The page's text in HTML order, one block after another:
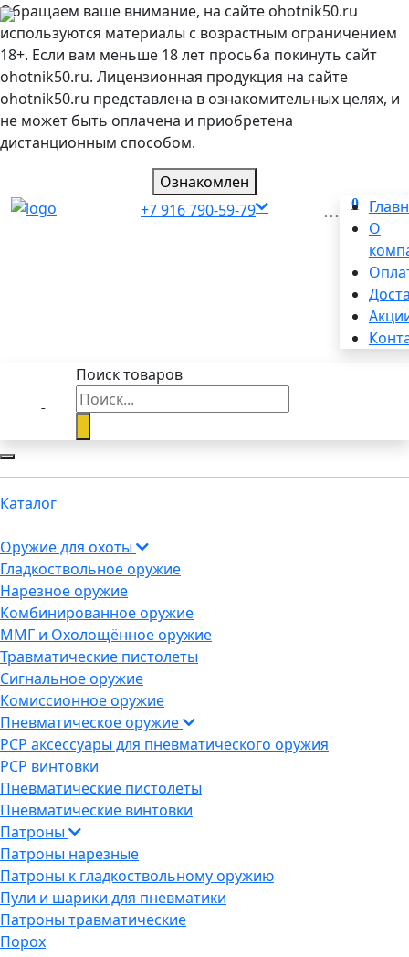
Обращаем ваше внимание, на сайте ohotnik50.ru
используются материалы с возрастным ограничением
18+. Если вам меньше 18 лет просьба покинуть сайт
ohotnik50.ru. Лицензионная продукция на сайте
ohotnik50.ru представлена в ознакомительных целях, и
не может быть оплачена и приобретена
дистанционным способом.
Ознакомлен
+7 916 790-59-79
0
...
О
Поиск товаров
Каталог
Оружие для охоты
Гладкоствольное оружие
Нарезное оружие
Комбинированное оружие
ММГ и Охолощённое оружие
Травматические пистолеты
Сигнальное оружие
Комиссионное оружие
Пневматическое оружие
PCP аксессуары для пневматического оружия
PCP винтовки
Пневматические пистолеты
Пневматические винтовки
Патроны
Патроны нарезные
Патроны к гладкоствольному оружию
Пули и шарики для пневматики
Патроны травматические
Порох